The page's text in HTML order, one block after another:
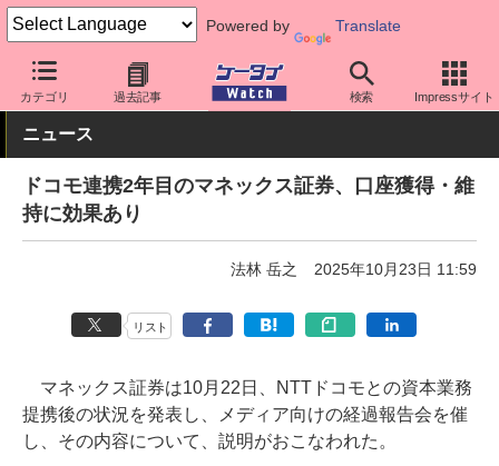
Powered by Translate
カテゴリ 過去記事 検索 Impressサイト
ケータイ Watch 業界動向
ニュース
ドコモ連携2年目のマネックス証券、口座獲得・維
持に効果あり
法林 岳之 2025年10月23日 11:59
リスト
マネックス証券は10月22日、NTTドコモとの資本業務
提携後の状況を発表し、メディア向けの経過報告会を催
し、その内容について、説明がおこなわれた。